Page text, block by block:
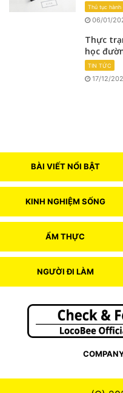
Thủ tục hành
06/01/
Thực
học
TIN TỨC
17/12/
BÀI VIẾT NỔI BẬT
KINH NGHIỆM SỐNG
ẨM THỰC
NGƯỜI ĐI LÀM